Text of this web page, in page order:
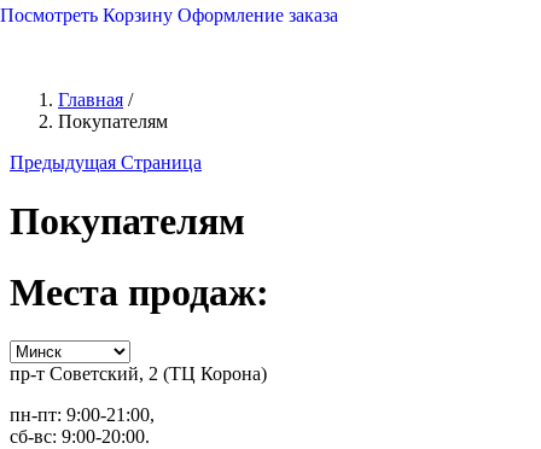
Посмотреть Корзину Оформление заказа
Главная /
Покупателям
Предыдущая Страница
Покупателям
Места продаж:
пр-т Советский, 2 (ТЦ Корона)
пн-пт: 9:00-21:00,
сб-вс: 9:00-20:00.